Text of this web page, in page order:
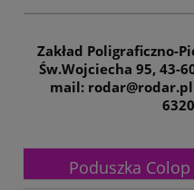
Zakład Poligraficzno-
Św.Wojciecha 95, 43-
mail:
Poduszka